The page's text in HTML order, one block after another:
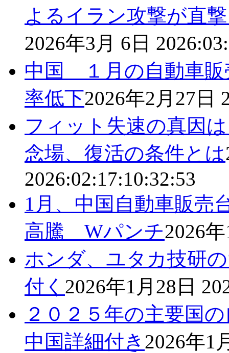
よるイラン攻撃が直
2026年3月 6日
中国 １月の自動車販
率低下2026年2月27日
フィット失速の真因
念場、復活の条件とは
2026:02:17:10:32:53
1月、中国自動車販
高騰 Wパンチ2026
ホンダ、ユタカ技研
付く 2026年1月28日
２０２５年の主要
中国詳細付き 2026年1